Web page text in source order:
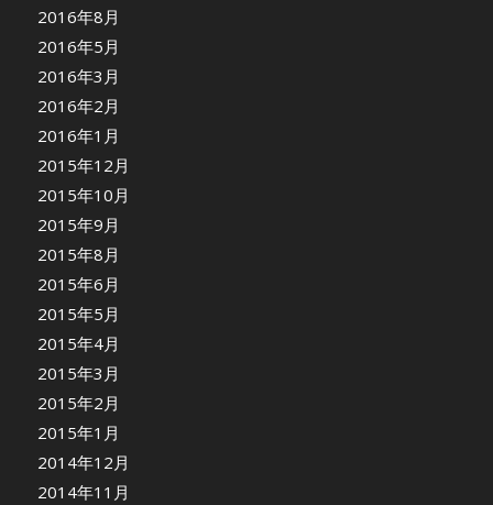
2016年8月
2016年5月
2016年3月
2016年2月
2016年1月
2015年12月
2015年10月
2015年9月
2015年8月
2015年6月
2015年5月
2015年4月
2015年3月
2015年2月
2015年1月
2014年12月
2014年11月